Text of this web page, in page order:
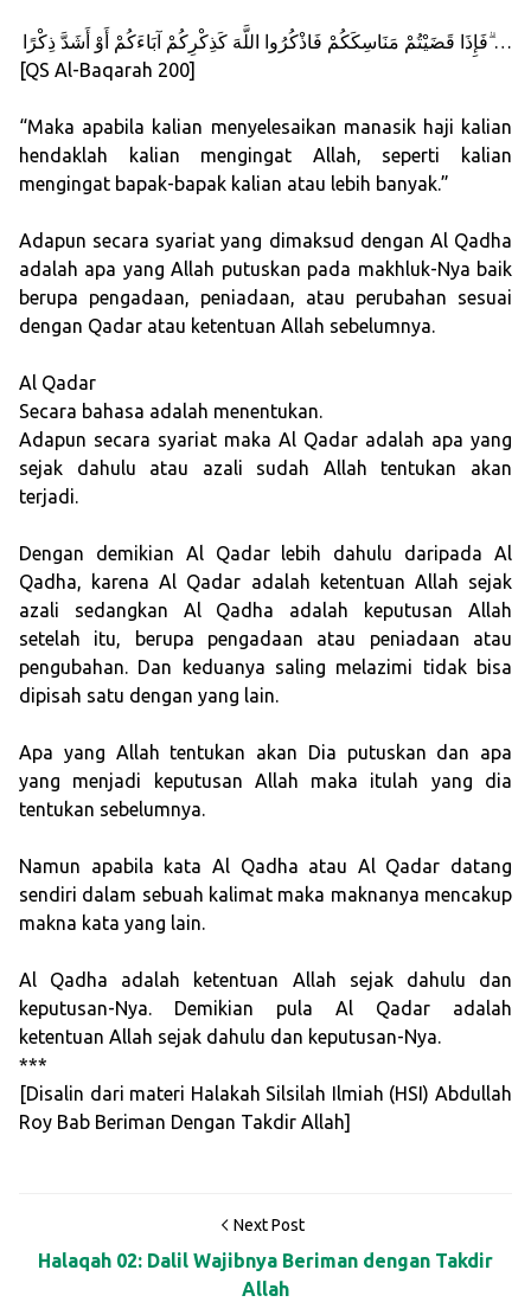
فَإِذَا قَضَيْتُمْ مَنَاسِكَكُمْ فَاذْكُرُوا اللَّهَ كَذِكْرِكُمْ آبَاءَكُمْ أَوْ أَشَدَّ ذِكْرًا ۗ…
[QS Al-Baqarah 200]
“Maka apabila kalian menyelesaikan manasik haji kalian
hendaklah kalian mengingat Allah, seperti kalian
mengingat bapak-bapak kalian atau lebih banyak.”
Adapun secara syariat yang dimaksud dengan Al Qadha
adalah apa yang Allah putuskan pada makhluk-Nya baik
berupa pengadaan, peniadaan, atau perubahan sesuai
dengan Qadar atau ketentuan Allah sebelumnya.
Al Qadar
Secara bahasa adalah menentukan.
Adapun secara syariat maka Al Qadar adalah apa yang
sejak dahulu atau azali sudah Allah tentukan akan
terjadi.
Dengan demikian Al Qadar lebih dahulu daripada Al
Qadha, karena Al Qadar adalah ketentuan Allah sejak
azali sedangkan Al Qadha adalah keputusan Allah
setelah itu, berupa pengadaan atau peniadaan atau
pengubahan. Dan keduanya saling melazimi tidak bisa
dipisah satu dengan yang lain.
Apa yang Allah tentukan akan Dia putuskan dan apa
yang menjadi keputusan Allah maka itulah yang dia
tentukan sebelumnya.
Namun apabila kata Al Qadha atau Al Qadar datang
sendiri dalam sebuah kalimat maka maknanya mencakup
makna kata yang lain.
Al Qadha adalah ketentuan Allah sejak dahulu dan
keputusan-Nya. Demikian pula Al Qadar adalah
ketentuan Allah sejak dahulu dan keputusan-Nya.
***
[Disalin dari materi Halakah Silsilah Ilmiah (HSI) Abdullah
Roy Bab Beriman Dengan Takdir Allah]
Next Post
Halaqah 02: Dalil Wajibnya Beriman dengan Takdir
Allah